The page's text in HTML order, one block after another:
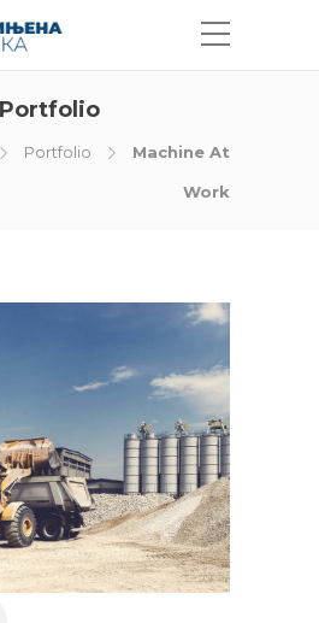
Portfolio
Portfolio Machine At
Work